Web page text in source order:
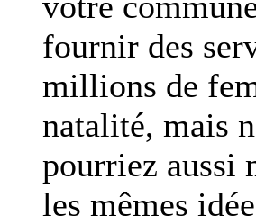
fournir des
millions de
natalité, mais
pourriez aussi
les mêmes